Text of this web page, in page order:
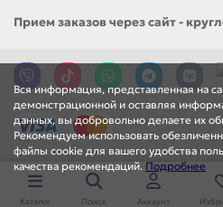
Вся информация, представленная на
демонстрационной и оставляя
данных, вы добровольно делаете их
Рекомендуем использовать
файлы cookie для вашего удобства
качества рекомендаций. Подробнее
Прием заказов через сайт -
Каталог Поиск Аккаунт